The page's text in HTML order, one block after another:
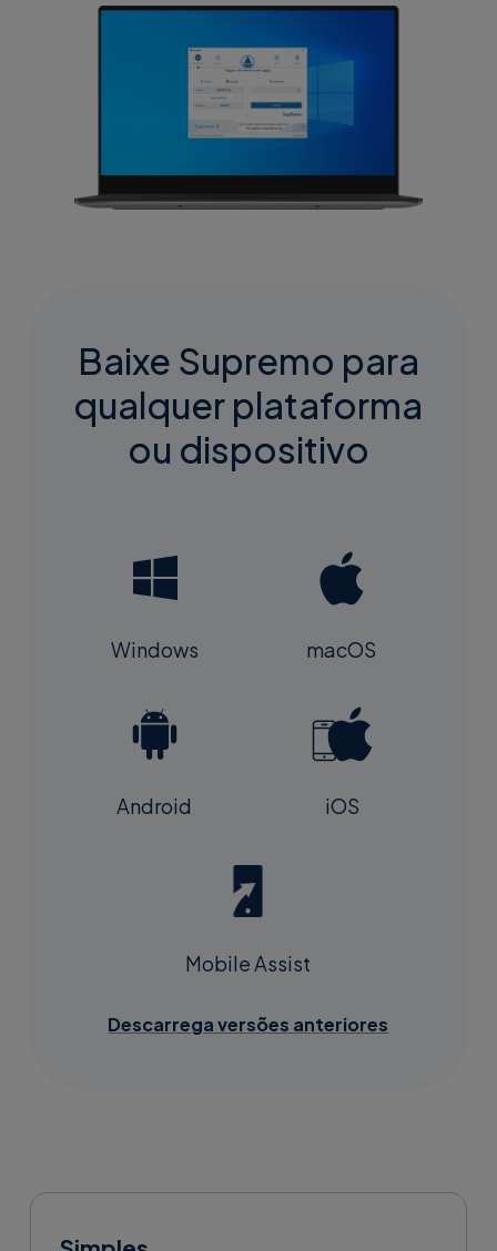
Baixe Supremo para
qualquer plataforma
ou dispositivo
Windows macOS
Android iOS
Mobile Assist
Descarrega versões anteriores